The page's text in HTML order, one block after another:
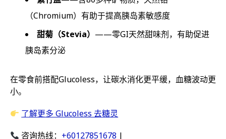
（Chromium）有助于提高胰岛素敏感度
甜菊（Stevia） ——零GI天然甜味剂，有助促进
胰岛素分泌
在零食前搭配Glucoless，让碳水消化更平缓，血糖波动更
小。
了解更多 Glucoless 去糖灵
咨询热线： +60127851678 |